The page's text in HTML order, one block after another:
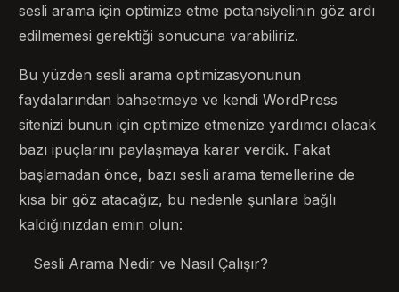
sesli arama için optimize etme potansiyelinin göz ardı
edilmemesi gerektiği sonucuna varabiliriz.
Bu yüzden sesli arama optimizasyonunun
faydalarından bahsetmeye ve kendi WordPress
sitenizi bunun için optimize etmenize yardımcı olacak
bazı ipuçlarını paylaşmaya karar verdik. Fakat
başlamadan önce, bazı sesli arama temellerine de
kısa bir göz atacağız, bu nedenle şunlara bağlı
kaldığınızdan emin olun:
Sesli Arama Nedir ve Nasıl Çalışır?